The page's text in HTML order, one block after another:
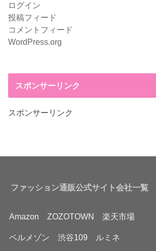
ログイン
投稿フィード
コメントフィード
WordPress.org
スポンサーリンク
スポンサーリンク
ファッション通販公式サイト会社一覧
Amazon ZOZOTOWN 楽天市場
ベルメゾン 渋谷109 ルミネ